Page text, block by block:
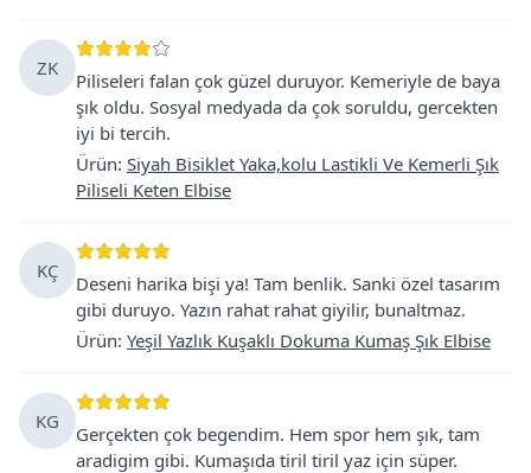
ZK
Piliseleri falan çok güzel duruyor. Kemeriyle de baya
şık oldu. Sosyal medyada da çok soruldu, gercekten
iyi bi tercih.
Ürün: Siyah Bisiklet Yaka,kolu Lastikli Ve Kemerli Şık
Piliseli Keten Elbise
KÇ
Deseni harika bişi ya! Tam benlik. Sanki özel tasarım
gibi duruyo. Yazın rahat rahat giyilir, bunaltmaz.
Ürün: Yeşil Yazlık Kuşaklı Dokuma Kumaş Şık Elbise
KG
Gerçekten çok begendim. Hem spor hem şık, tam
aradigim gibi. Kumaşıda tiril tiril yaz için süper.